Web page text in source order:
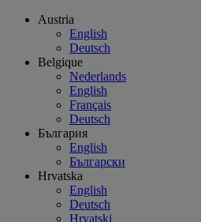
Austria
English
Deutsch
Belgique
Nederlands
English
Français
Deutsch
България
English
Български
Hrvatska
English
Deutsch
Hrvatski